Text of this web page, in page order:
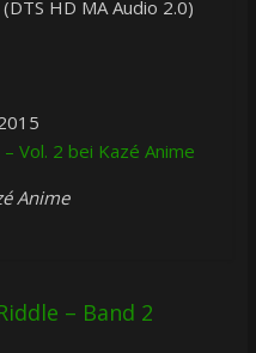
HD MA Audio 2.0)
Vol. 2 bei Kazé Anime
Anime
– Band 2